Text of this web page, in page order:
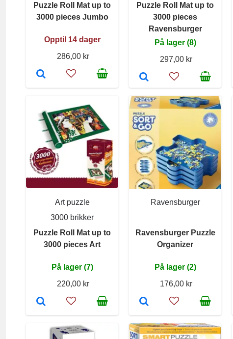
Puzzle Roll Mat up to
3000 pieces Jumbo
Opptil 14 dager
286,00 kr
Puzzle Roll Mat up to
3000 pieces
Ravensburger
På lager (8)
297,00 kr
Art puzzle
3000 brikker
Puzzle Roll Mat up to
3000 pieces Art
På lager (7)
220,00 kr
Ravensburger
Ravensburger Puzzle
Organizer
På lager (2)
176,00 kr